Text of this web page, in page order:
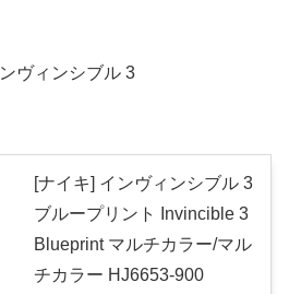
ヴィンシブル 3
[ナイキ] インヴィンシブル 3
ブループリント Invincible 3
Blueprint マルチカラー/マル
チカラー HJ6653-900